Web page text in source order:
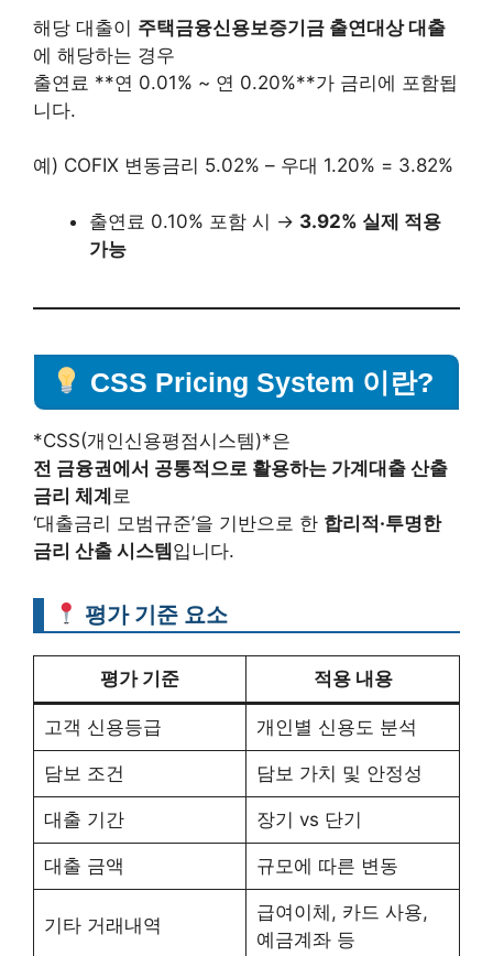
해당 대출이 주택금융신용보증기금 출연대상 대출
에 해당하는 경우
출연료 **연 0.01% ~ 연 0.20%**가 금리에 포함됩
니다.
예) COFIX 변동금리 5.02% – 우대 1.20% = 3.82%
출연료 0.10% 포함 시 → 3.92% 실제 적용
가능
CSS Pricing System 이란?
*CSS(개인신용평점시스템)*은
전 금융권에서 공통적으로 활용하는 가계대출 산출
금리 체계 로
‘대출금리 모범규준’을 기반으로 한 합리적·투명한
금리 산출 시스템입니다.
평가 기준 요소
평가 기준 적용 내용
고객 신용등급 개인별 신용도 분석
담보 조건 담보 가치 및 안정성
대출 기간 장기 vs 단기
대출 금액 규모에 따른 변동
기타 거래내역
급여이체, 카드 사용,
예금계좌 등